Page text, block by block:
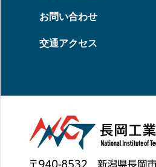
お問い合わせ
交通アクセス